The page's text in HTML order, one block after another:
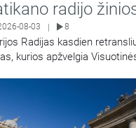
radijo
08-03 | 8
Radijas kasdien
kurios apžvelgia